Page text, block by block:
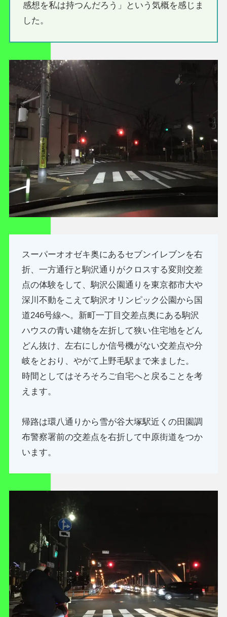
感想を私は持つんだろう」という気概を感じま
した。
スーパーオオゼキ奥にあるセブンイレブンを右
折、一方通行と駒沢通りがクロスする変則交差
点の体験をして、駒沢公園通りを東京都市大や
深川不動をこえて駒沢オリンピック公園から国
道246号線へ。新町一丁目交差点奥にある駒沢
ハウスの青い建物を左折して狭い住宅地をどん
どん抜け、左右にしか信号機がない交差点や分
岐をとおり、やがて上野毛駅まで来ました。
時間としてはそろそろご自宅へと戻ることを考
えます。
帰路は環八通りから雪が谷大塚駅近くの田園調
布警察署前の交差点を右折して中原街道をつか
います。